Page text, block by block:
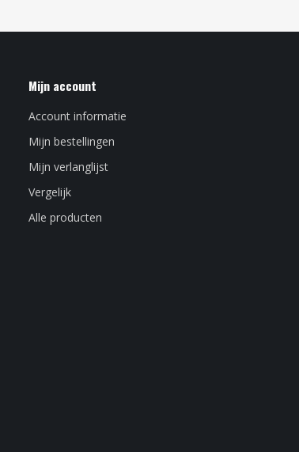
Mijn account
Account informatie
Mijn bestellingen
Mijn verlanglijst
Vergelijk
Alle producten